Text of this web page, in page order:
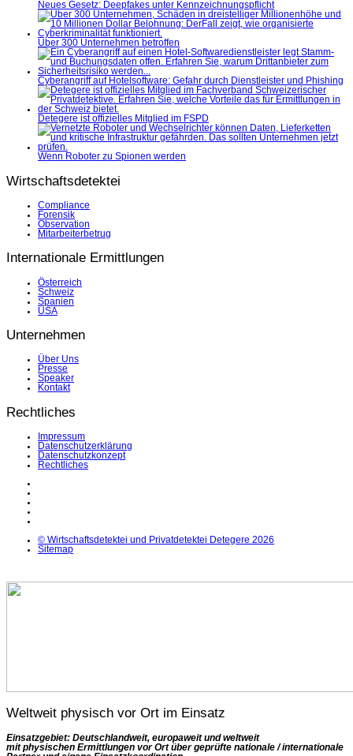
Neues Gesetz: Deepfakes unter Kennzeichnungspflicht
Über 300 Unternehmen betroffen
Cyberangriff auf Hotelsoftware: Gefahr durch Dienstleister und Phishing
Detegere ist offizielles Mitglied im FSPD
Wenn Roboter zu Spionen werden
Wirtschaftsdetektei
Compliance
Forensik
Observation
Mitarbeiterbetrug
Internationale Ermittlungen
Österreich
Schweiz
Spanien
USA
Unternehmen
Über Uns
Presse
Speaker
Kontakt
Rechtliches
Impressum
Datenschutzerklärung
Datenschutzkonzept
Rechtliches
© Wirtschaftsdetektei und Privatdetektei Detegere 2026
Sitemap
Weltweit physisch vor Ort im Einsatz
Einsatzgebiet: Deutschlandweit, europaweit und weltweit
mit physischen Ermittlungen vor Ort über geprüfte nationale / internationale